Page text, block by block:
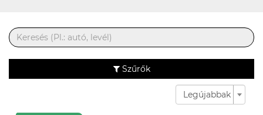
Szűrők
Legújabbak